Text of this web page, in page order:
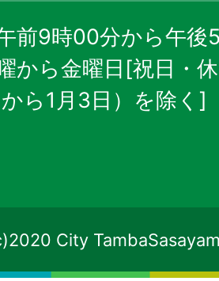
前9時00分から午後
から金曜日[祝日・
から1月3日）を除く]
City